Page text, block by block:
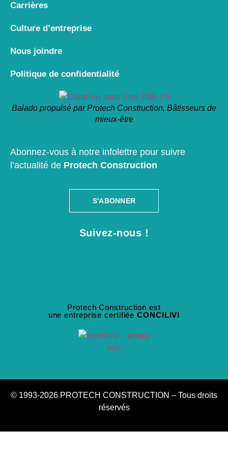
Carrières
Culture d’entreprise
Nous joindre
Politique de confidentialité
Balado propulsé par Protech Construction, Bâtisseurs de
mieux-être
Abonnez-vous à notre infolettre pour suivre
l’actualité de Protech Construction
S'ABONNER
Suivez-nous !
Protech Construction est
une entreprise certifiéeCONCILIVI
© 1993-2026 PROTECH CONSTRUCTION – Tous droits
réservés